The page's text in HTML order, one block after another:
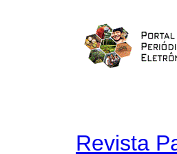
Revista